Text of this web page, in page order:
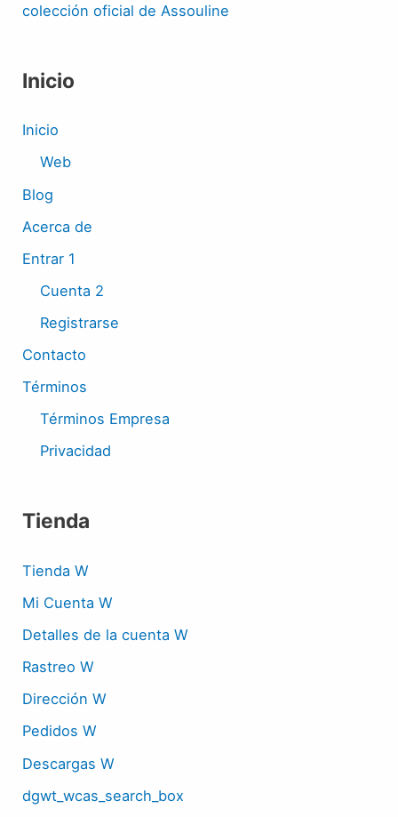
colección oficial de Assouline
Inicio
Inicio
Web
Blog
Acerca de
Entrar 1
Cuenta 2
Registrarse
Contacto
Términos
Términos Empresa
Privacidad
Tienda
Tienda W
Mi Cuenta W
Detalles de la cuenta W
Rastreo W
Dirección W
Pedidos W
Descargas W
dgwt_wcas_search_box